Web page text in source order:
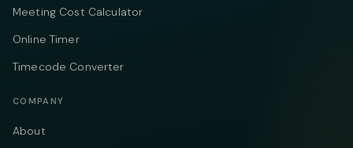
Meeting Cost Calculator
Online Timer
Timecode Converter
COMPANY
About